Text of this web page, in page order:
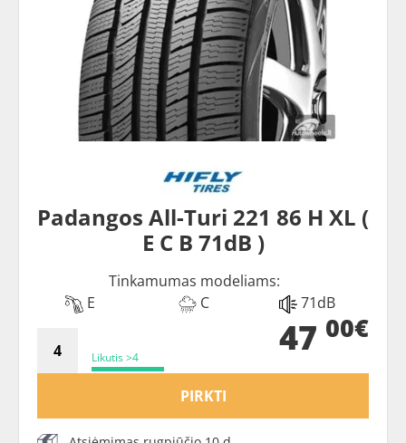
Padangos All-Turi 221 86 H XL (
E C B 71dB )
Tinkamumas modeliams:
E
C 71dB
Likutis >4 47 00€
PIRKTI